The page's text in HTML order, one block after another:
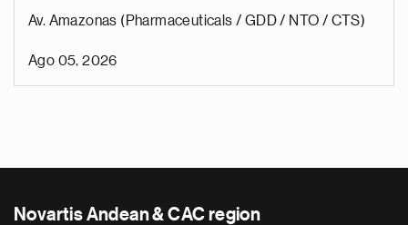
Av. Amazonas (Pharmaceuticals / GDD / NTO / CTS)
Ago 05, 2026
Novartis Andean & CAC region